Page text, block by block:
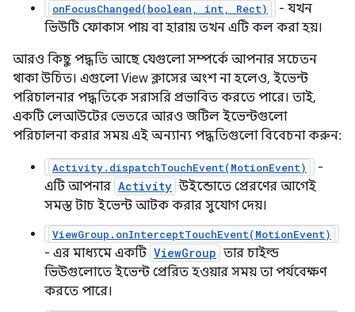
onFocusChanged(boolean, int, Rect)
- যখন
ভিউটি ফোকাস পায় বা হারায় তখন এটি কল করা হয়।
আরও কিছু পদ্ধতি আছে যেগুলো সম্পর্কে আপনার সচেতন
থাকা উচিত। এগুলো View ক্লাসের অংশ না হলেও, ইভেন্ট
পরিচালনার পদ্ধতিকে সরাসরি প্রভাবিত করতে পারে। তাই,
একটি লেআউটের ভেতরে আরও জটিল ইভেন্টগুলো
পরিচালনা করার সময় এই অন্যান্য পদ্ধতিগুলো বিবেচনা করুন:
Activity.dispatchTouchEvent(MotionEvent)
-
এটি আপনার Activity উইন্ডোতে প্রেরণের আগেই
সমস্ত টাচ ইভেন্ট আটক করার সুযোগ দেয়।
ViewGroup.onInterceptTouchEvent(MotionEvent)
- এর মাধ্যমে একটি ViewGroup তার চাইল্ড
ভিউগুলোতে ইভেন্ট প্রেরিত হওয়ার সময় তা পর্যবেক্ষণ
করতে পারে।